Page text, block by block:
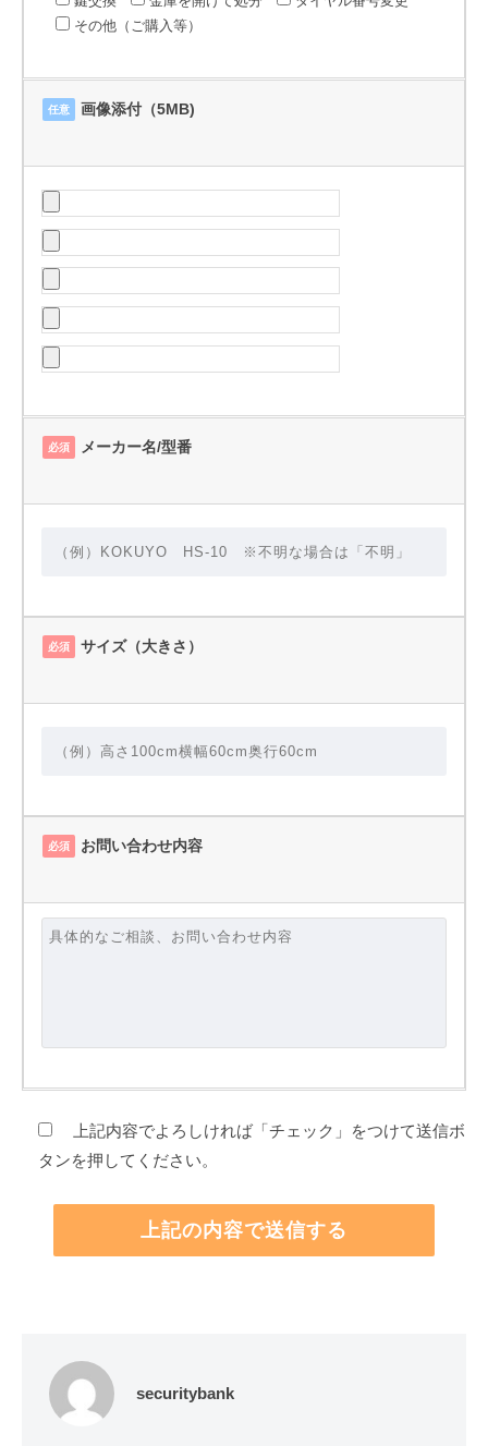
その他（ご購入等）
任意 画像添付（5MB)
必須 メーカー名/型番
必須 サイズ（大きさ）
必須 お問い合わせ内容
上記内容でよろしければ「チェック」をつけて送信ボ
タンを押してください。
securitybank